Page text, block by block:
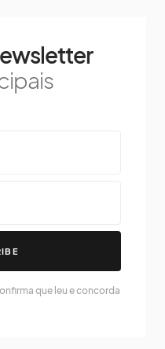
que leu e concorda